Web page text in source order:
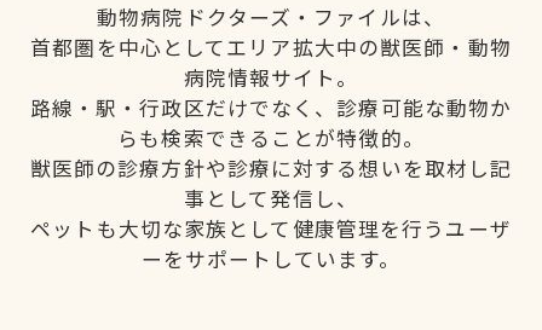
動物病院ドクターズ・ファイルは、
首都圏を中心としてエリア拡大中の獣医師・動物
病院情報サイト。
路線・駅・行政区だけでなく、診療可能な動物か
らも検索できることが特徴的。
獣医師の診療方針や診療に対する想いを取材し記
事として発信し、
ペットも大切な家族として健康管理を行うユーザ
ーをサポートしています。